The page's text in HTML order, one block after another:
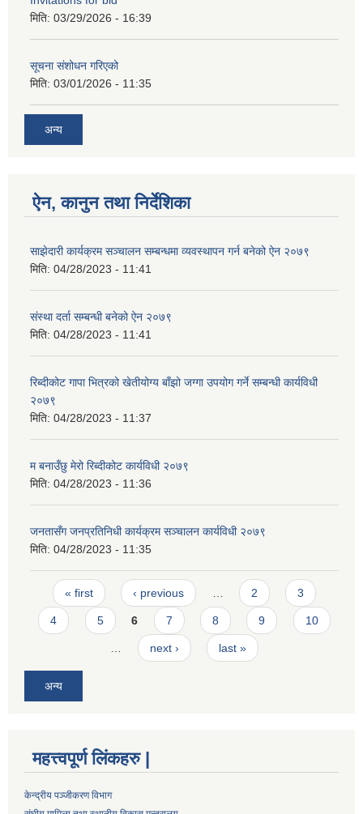
मिति: 03/29/2026 - 16:39
सूचना संशोधन गरिएको
मिति: 03/01/2026 - 11:35
अन्य
ऐन, कानुन तथा निर्देशिका
साझेदारी कार्यक्रम सञ्चालन सम्बन्धमा व्यवस्थापन गर्न बनेको ऐन २०७९
मिति: 04/28/2023 - 11:41
संस्था दर्ता सम्बन्धी बनेको ऐन २०७९
मिति: 04/28/2023 - 11:41
रिब्दीक‍ोट गापा भित्रको खेतीयोग्य बाँझो जग्गा उपयोग गर्ने सम्बन्धी कार्यविधी
२०७९
मिति: 04/28/2023 - 11:37
म बनाउँछु मेरो रिब्दीकोट कार्यविधी २०७९
मिति: 04/28/2023 - 11:36
जनतासँग जनप्रतिनिधी कार्यक्रम सञ्चालन कार्यविधी २०७९
मिति: 04/28/2023 - 11:35
Pages
« first ‹ previous … 2 3
4 5 6 7 8 9 10
… next › last »
अन्य
महत्त्वपूर्ण लिंकहरु |
केन्द्रीय पञ्जीकरण विभाग